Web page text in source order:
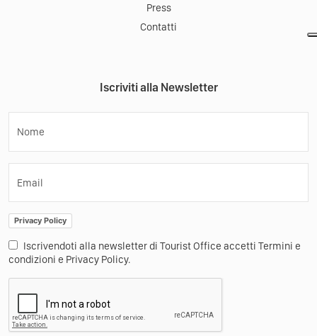
Press
Contatti
Iscriviti alla Newsletter
Nome
Email
Privacy Policy
Iscrivendoti alla newsletter di Tourist Office accetti Termini e
condizioni e Privacy Policy.